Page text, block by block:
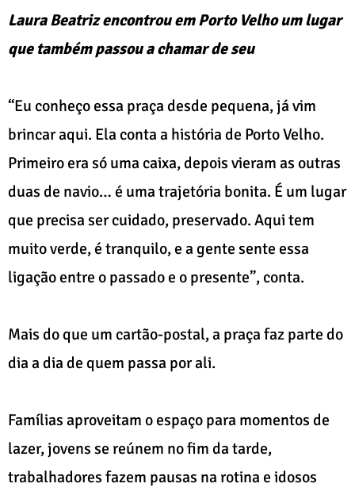
Laura Beatriz encontrou em Porto Velho um lugar
que também passou a chamar de seu
“Eu conheço essa praça desde pequena, já vim
brincar aqui. Ela conta a história de Porto Velho.
Primeiro era só uma caixa, depois vieram as outras
duas de navio… é uma trajetória bonita. É um lugar
que precisa ser cuidado, preservado. Aqui tem
muito verde, é tranquilo, e a gente sente essa
ligação entre o passado e o presente”, conta.
Mais do que um cartão-postal, a praça faz parte do
dia a dia de quem passa por ali.
Famílias aproveitam o espaço para momentos de
lazer, jovens se reúnem no fim da tarde,
trabalhadores fazem pausas na rotina e idosos